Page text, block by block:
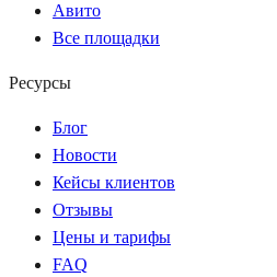
Авито
Все площадки
Ресурсы
Блог
Новости
Кейсы клиентов
Отзывы
Цены и тарифы
FAQ